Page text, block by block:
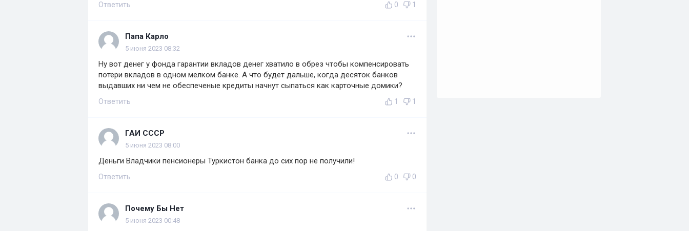
Ответить 0 1
Папа Карло
5 июня 2023 08:32
Ну вот денег у фонда гарантии вкладов денег хватило в обрез чтобы компенсировать
потери вкладов в одном мелком банке. А что будет дальше, когда десяток банков
выдавших ни чем не обеспеченые кредиты начнут сыпаться как карточные домики?
Ответить 1 1
ГАИ СССР
5 июня 2023 08:00
Деньги Владчики пенсионеры Туркистон банка до сих пор не получили!
Ответить 0 0
Почему Бы Нет
5 июня 2023 00:48